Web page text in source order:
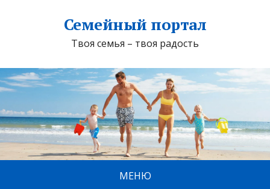
Семейный портал
Твоя семья – твоя радость
МЕНЮ